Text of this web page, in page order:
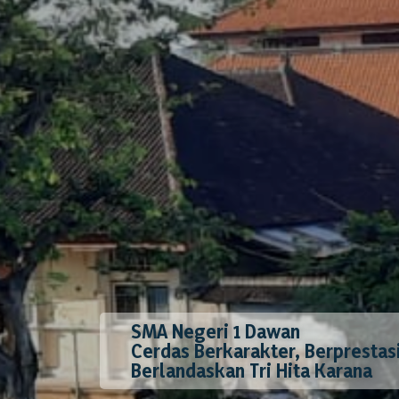
SMA Negeri 1 Dawan
Cerdas Berkarakter,
Berlandaskan Tri Hita Karana